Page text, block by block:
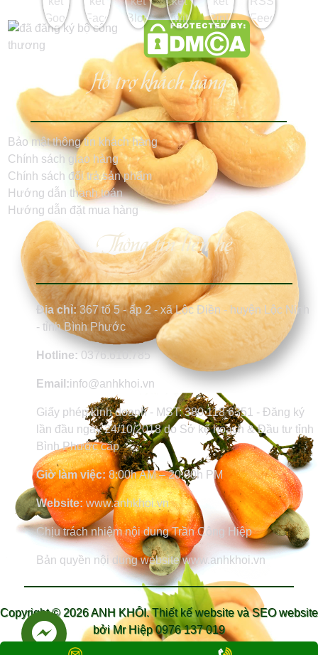
Hỗ trợ khách hàng
Bảo mật thông tin khách hàng
Chính sách giao hàng
Chính sách đổi trả sản phẩm
Hướng dẫn thanh toán
Hướng dẫn đặt mua hàng
Thông tin liên hệ
Địa chỉ:367 tổ 5 - ấp 2 - xã Lộc Điền - huyện Lộc Ninh
- tỉnh Bình Phước
Hotline: 0376.610.785
Email:info@anhkhoi.vn
Giấy phép kinh doanh - MST: 380 118 6351 - Đăng ký
lần đầu ngày 24/10/2018 do Sở kế hoạch & Đầu tư tỉnh
Bình Phước cấp
Giờ làm việc: 8:00h AM – 20:00h PM
Website:www.anhkhoi.vn
Chịu trách nhiệm nội dung Trần Công Hiệp
Bản quyền nội dung website www.anhkhoi.vn
Copyright © 2026 ANH KHÔI.Thiết kế website và SEO website
bởi Mr Hiệp 0976 137 019